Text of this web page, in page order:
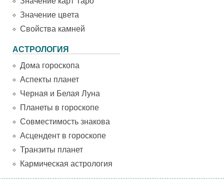
Значение цвета
Свойства камней
АСТРОЛОГИЯ
Дома гороскопа
Аспекты планет
Черная и Белая Луна
Планеты в гороскопе
Совместимость знакова
Асцендент в гороскопе
Транзиты планет
Кармическая астрология